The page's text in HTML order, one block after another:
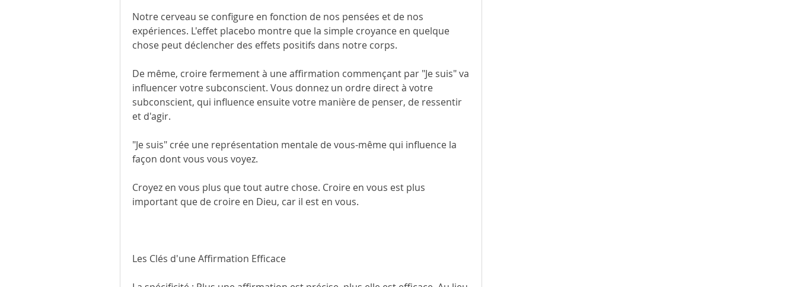
Notre cerveau se configure en fonction de nos pensées et de nos
expériences. L'effet placebo montre que la simple croyance en quelque
chose peut déclencher des effets positifs dans notre corps.
De même, croire fermement à une affirmation commençant par "Je suis" va
influencer votre subconscient. Vous donnez un ordre direct à votre
subconscient, qui influence ensuite votre manière de penser, de ressentir
et d'agir.
"Je suis" crée une représentation mentale de vous-même qui influence la
façon dont vous vous voyez.
Croyez en vous plus que tout autre chose. Croire en vous est plus
important que de croire en Dieu, car il est en vous.
Les Clés d'une Affirmation Efficace